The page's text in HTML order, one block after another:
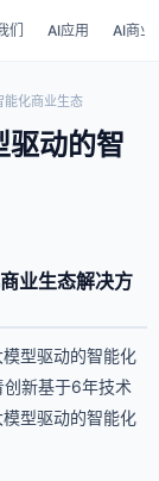
们 AI应用 AI商业
能化商业生态
驱动的智
业生态解决方
型驱动的智能化
新基于6年技术
型驱动的智能化